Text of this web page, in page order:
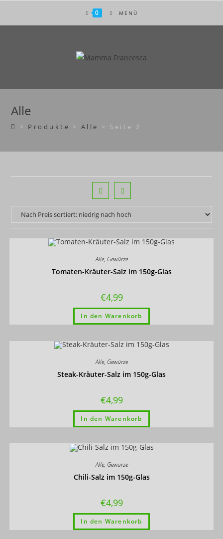
0 MENÜ
Alle
> Produkte > Alle > Seite 2
Alle, Gewürze
Tomaten-Kräuter-Salz im 150g-Glas
€4,99
In den Warenkorb
Alle, Gewürze
Steak-Kräuter-Salz im 150g-Glas
€4,99
In den Warenkorb
Alle, Gewürze
Chili-Salz im 150g-Glas
€4,99
In den Warenkorb